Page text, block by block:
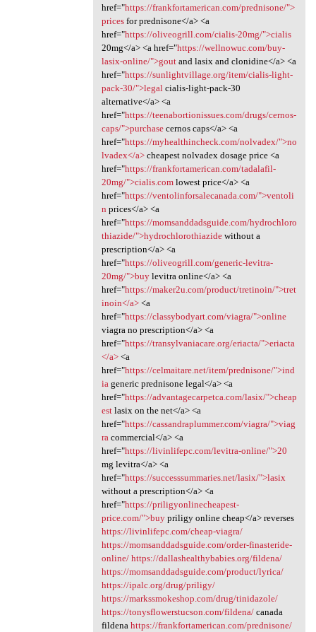
href="https://frankfortamerican.com/prednisone/">
pricesfor prednisone</a> <a
href="https://oliveogrill.com/cialis-20mg/">cialis
20mg</a> <a href="https://wellnowuc.com/buy-
lasix-online/">goutand lasix and clonidine</a> <a
href="https://sunlightvillage.org/item/cialis-light-
pack-30/">legalcialis-light-pack-30
alternative</a> <a
href="https://teenabortionissues.com/drugs/cernos-
caps/">purchasecernos caps</a> <a
href="https://myhealthincheck.com/nolvadex/">no
lvadex</a>cheapest nolvadex dosage price <a
href="https://frankfortamerican.com/tadalafil-
20mg/">cialis.comlowest price</a> <a
href="https://ventolinforsalecanada.com/">ventoli
n prices</a> <a
href="https://momsanddadsguide.com/hydrochloro
thiazide/">hydrochlorothiazidewithout a
prescription</a> <a
href="https://oliveogrill.com/generic-levitra-
20mg/">buylevitra online</a> <a
href="https://maker2u.com/product/tretinoin/">tret
inoin</a><a
href="https://classybodyart.com/viagra/">online
viagra no prescription</a> <a
href="https://transylvaniacare.org/eriacta/">eriacta
</a><a
href="https://celmaitare.net/item/prednisone/">ind
iageneric prednisone legal</a> <a
href="https://advantagecarpetca.com/lasix/">cheap
estlasix on the net</a> <a
href="https://cassandraplummer.com/viagra/">viag
racommercial</a> <a
href="https://livinlifepc.com/levitra-online/">20
mg levitra</a> <a
href="https://successsummaries.net/lasix/">lasix
without a prescription</a> <a
href="https://priligyonlinecheapest-
price.com/">buypriligy online cheap</a> reverses
https://livinlifepc.com/cheap-viagra/
https://momsanddadsguide.com/order-finasteride-
online/ https://dallashealthybabies.org/fildena/
https://momsanddadsguide.com/product/lyrica/
https://ipalc.org/drug/priligy/
https://markssmokeshop.com/drug/tinidazole/
https://tonysflowerstucson.com/fildena/canada
fildena https://frankfortamerican.com/prednisone/